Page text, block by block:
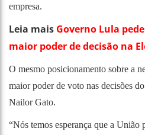
empresa.
Leia mais Governo Lula
maior poder de decisão na
O mesmo posicionamento sobre a
maior poder de voto nas decisões
Nailor Gato.
“Nós temos esperança que a União